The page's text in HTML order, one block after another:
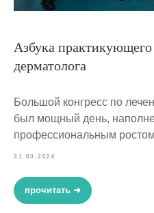
Азбука практикующего
дерматолога
Большой конгресс по
был мощный день,
профессиональным
31.03.2026
прочитать ➜